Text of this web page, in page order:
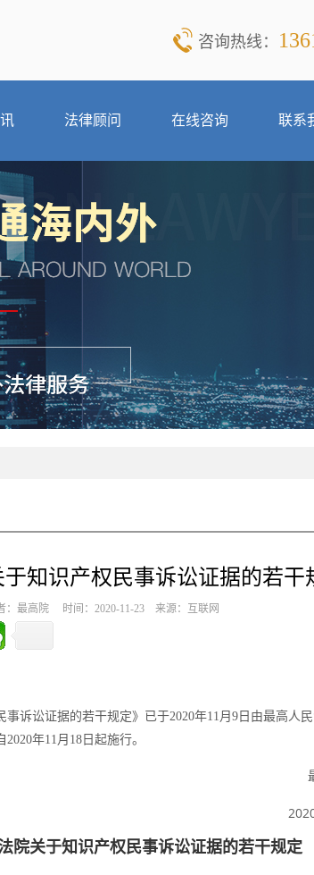
咨询热线：
法律顾问 在线咨询 联系
知识产权民事诉讼证据的若干
：最高院 时间：2020-11-23 来源：互联网
事诉讼证据的若干规定》已于2020年11月9日由最高人
年11月18日起施行。
院关于知识产权民事诉讼证据的若干规定